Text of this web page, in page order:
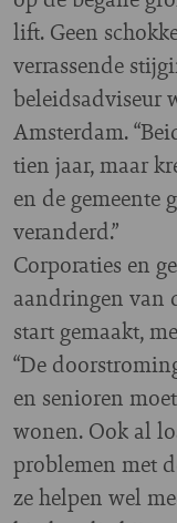
lift. Geen
verrassende
beleidsadviseur
Amsterdam.
tien jaar, maar
en de gemeente
veranderd.”
Corporaties en
aandringen van
start gemaakt,
“De
en senioren
wonen. Ook al
problemen met
ze helpen wel